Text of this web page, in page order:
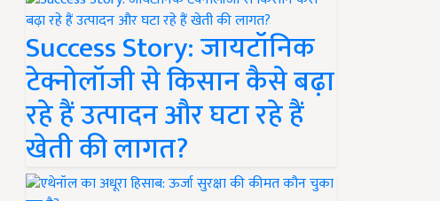
Success Story: जायटॉनिक
टेक्नोलॉजी से किसान कैसे बढ़ा
रहे हैं उत्पादन और घटा रहे हैं
खेती की लागत?